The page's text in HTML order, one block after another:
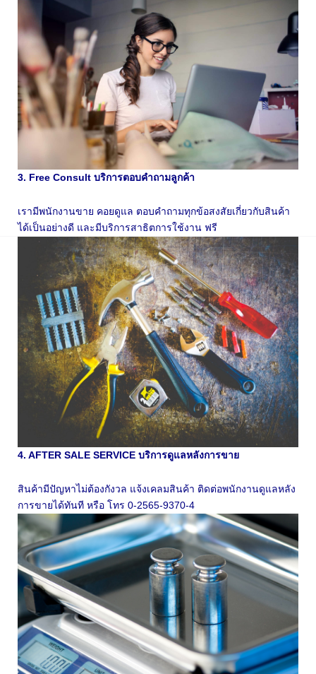
3. Free Consult บริการตอบคำถามลูกค้า
เรามีพนักงานขาย คอยดูแล ตอบคำถามทุกข้อสงสัยเกี่ยวกับสินค้า
ได้เป็นอย่างดี และมีบริการสาธิตการใช้งาน ฟรี
4. AFTER SALE SERVICE บริการดูแลหลังการขาย
สินค้ามีปัญหาไม่ต้องกังวล แจ้งเคลมสินค้า ติดต่อพนักงานดูแลหลัง
การขายได้ทันที หรือ โทร 0-2565-9370-4